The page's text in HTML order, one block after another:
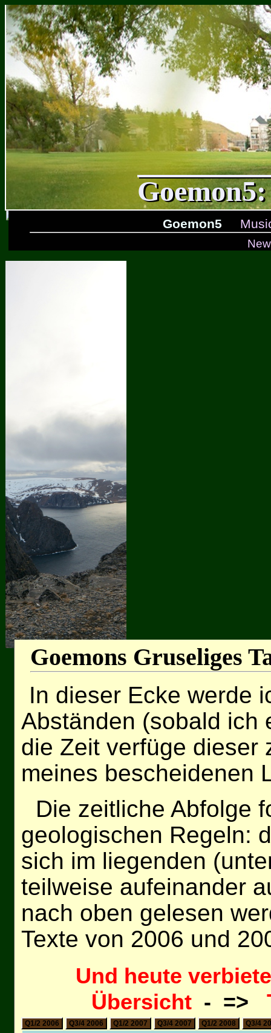
Goemon5
Goemons Gruseliges
In dieser Ecke werde
Abständen (sobald ich
die Zeit verfüge dieser
meines bescheidenen
Die zeitliche Abfolge
geologischen Regeln:
sich im liegenden
teilweise aufeinander
nach oben gelesen
Texte von 2006 und
Und heute
Übersicht - =>
Q1/2 2006 Q3/4 2006 Q1/2 2007 Q3/4 2007 Q1/2 2008 Q3/4